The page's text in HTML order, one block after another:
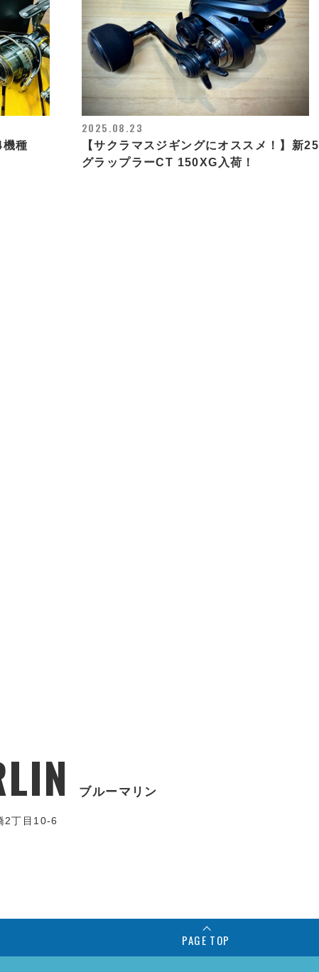
種
2025.08.23
【サクラマスジギングにオススメ！】新25
グラップラーCT 150XG入荷！
ブルーマリン
2丁目10-6
PAGE TOP